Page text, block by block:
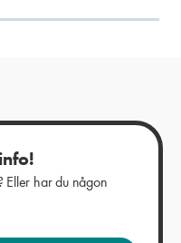
Eller har du någon